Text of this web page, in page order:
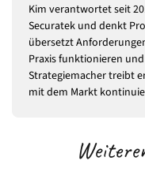
Kim verantwortet seit
Securatek und denkt
übersetzt
Praxis funktionieren
Strategiemacher treibt
mit dem Markt